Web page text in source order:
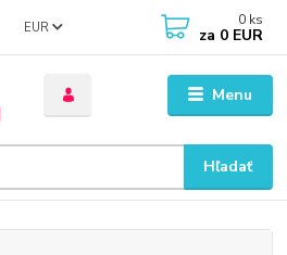
Menu
EUR
Hľadať
0 ks
za 0 EUR